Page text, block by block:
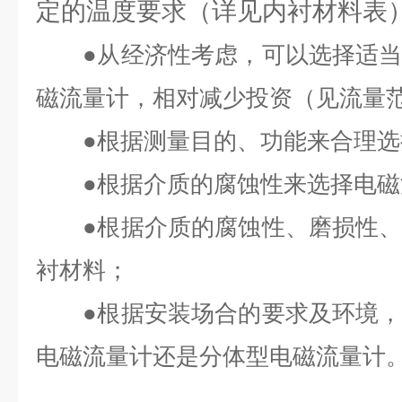
定的温度要求（详见内衬材料表
●从经济性考虑，可以选择适
磁流量计，相对减少投资（见流量
●根据测量目的、功能来合理
●根据介质的腐蚀性来选择电
●根据介质的腐蚀性、磨损性
衬材料；
●根据安装场合的要求及环境
电磁流量计还是分体型电磁流量计